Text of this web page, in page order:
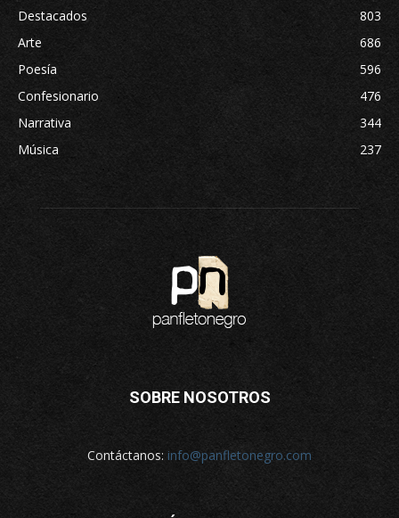
Destacados
803
Arte
686
Poesía
596
Confesionario
476
Narrativa
344
Música
237
SOBRE NOSOTROS
Contáctanos: info@panfletonegro.com